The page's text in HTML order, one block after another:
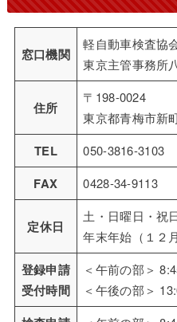
窓口機関
軽自動車検査協
東京主管事務所
住所
〒198-0024
東京都青梅市新
TEL 050-3816-3103
FAX 0428-34-9113
定休日
土・日曜日・祝
年末年始（１２
登録申請
受付時間
＜午前の部＞
＜午後の部＞